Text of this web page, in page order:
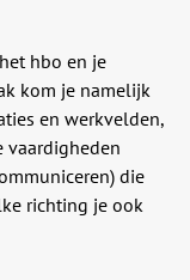
hbo en je
kom je namelijk
en werkvelden,
die
richting je ook